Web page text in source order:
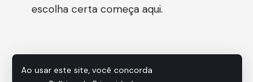
Ao usar este site, você concorda
escolha certa começa aqui.